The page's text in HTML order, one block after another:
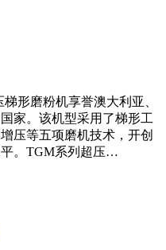
形磨粉机享誉澳大利亚、
家。该机型采用了梯形工
压等五项磨机技术，开创
。TGM系列超压…